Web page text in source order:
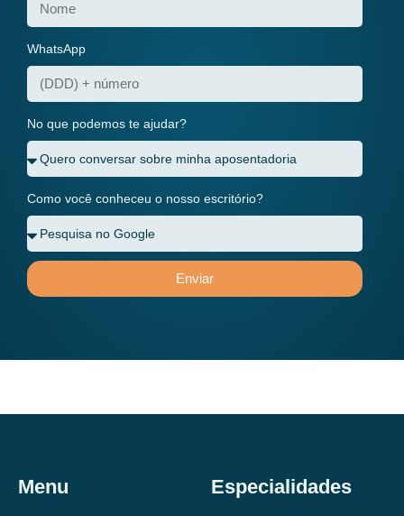
WhatsApp
No que podemos te ajudar?
Como você conheceu o nosso escritório?
Enviar
Menu Especialidades